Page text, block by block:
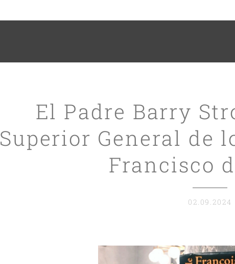
El Padre Barry
Superior General de
Francisco
02.09.2024